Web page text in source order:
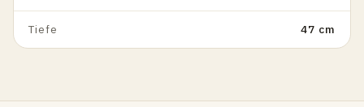
Tiefe 47 cm